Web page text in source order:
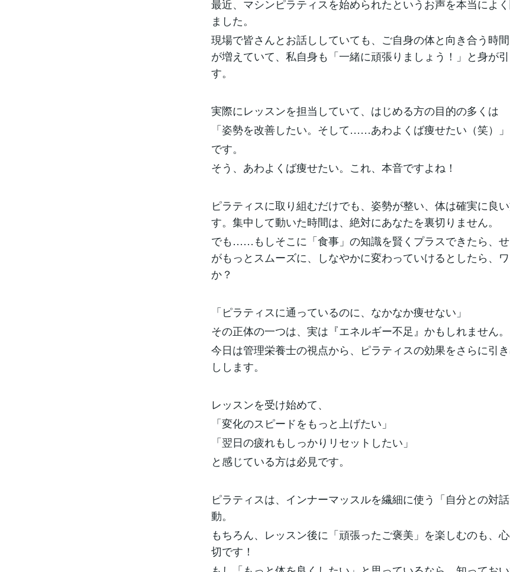
最近、マシンピラティスを始められたというお声を本当によ
ました。
現場で皆さんとお話ししていても、ご自身の体と向き合う時
が増えていて、私自身も「一緒に頑張りましょう！」と身が
す。
実際にレッスンを担当していて、はじめる方の目的の多くは
「姿勢を改善したい。そして……あわよくば痩せたい（笑）」
です。
そう、あわよくば痩せたい。これ、本音ですよね！
ピラティスに取り組むだけでも、姿勢が整い、体は確実に良
す。集中して動いた時間は、絶対にあなたを裏切りません。
でも……もしそこに「食事」の知識を賢くプラスできたら、
がもっとスムーズに、しなやかに変わっていけるとしたら、
か？
「ピラティスに通っているのに、なかなか痩せない」
その正体の一つは、実は『エネルギー不足』かもしれません。
今日は管理栄養士の視点から、ピラティスの効果をさらに引
しします。
レッスンを受け始めて、
「変化のスピードをもっと上げたい」
「翌日の疲れもしっかりリセットしたい」
と感じている方は必見です。
ピラティスは、インナーマッスルを繊細に使う「自分との対
動。
もちろん、レッスン後に「頑張ったご褒美」を楽しむのも、
切です！